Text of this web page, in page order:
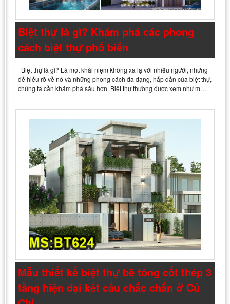
Biệt thự là gì? Khám phá các phong
cách biệt thự phổ biến
Biệt thự là gì? Là một khái niệm không xa lạ với nhiều người, nhưng
để hiểu rõ về nó và những phong cách đa dạng, hấp dẫn của biệt thự,
chúng ta cần khám phá sâu hơn. Biệt thự thường được xem như m…
Mẫu thiết kế biệt thự bê tông cốt thép 3
tầng hiện đại kết cấu chắc chắn ở Củ